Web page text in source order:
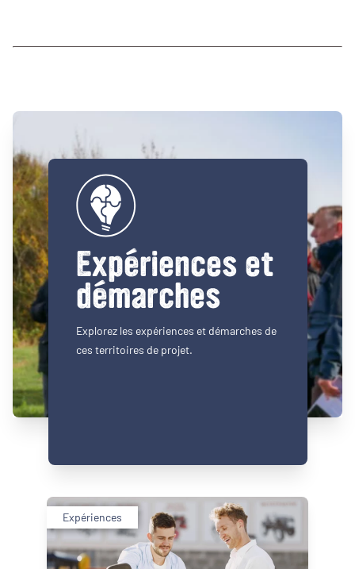
Expériences et
démarches
Explorez les expériences et démarches de
ces territoires de projet.
Expériences